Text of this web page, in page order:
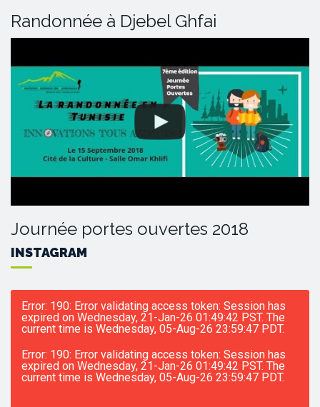
Randonnée à Djebel Ghfai
Journée portes ouvertes 2018
INSTAGRAM
Error: 190: Error validating access token: Session has
expired on Wednesday, 21-Jan-26 01:49:42 PST. The
current time is Wednesday, 05-Aug-26 23:59:47 PDT.
Error: 190: Error validating access token: Session has
expired on Wednesday, 21-Jan-26 01:49:42 PST. The
current time is Wednesday, 05-Aug-26 23:59:47 PDT.